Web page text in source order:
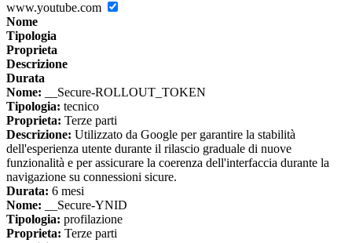
www.youtube.com
Nome
Tipologia
Proprieta
Descrizione
Durata
Nome: __Secure-ROLLOUT_TOKEN
Tipologia: tecnico
Proprieta: Terze parti
Descrizione: Utilizzato da Google per garantire la stabilità
dell'esperienza utente durante il rilascio graduale di nuove
funzionalità e per assicurare la coerenza dell'interfaccia durante la
navigazione su connessioni sicure.
Durata: 6 mesi
Nome: __Secure-YNID
Tipologia: profilazione
Proprieta: Terze parti